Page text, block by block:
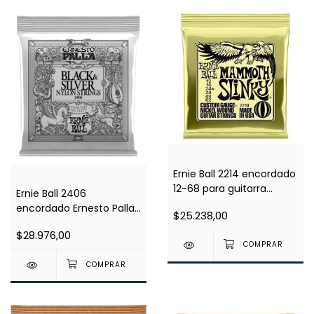
Ernie Ball 2406
encordado Ernesto Palla
clasica
$28.976,00
Ernie Ball 2214 encordado
12-68 para guitarra
$25.238,00